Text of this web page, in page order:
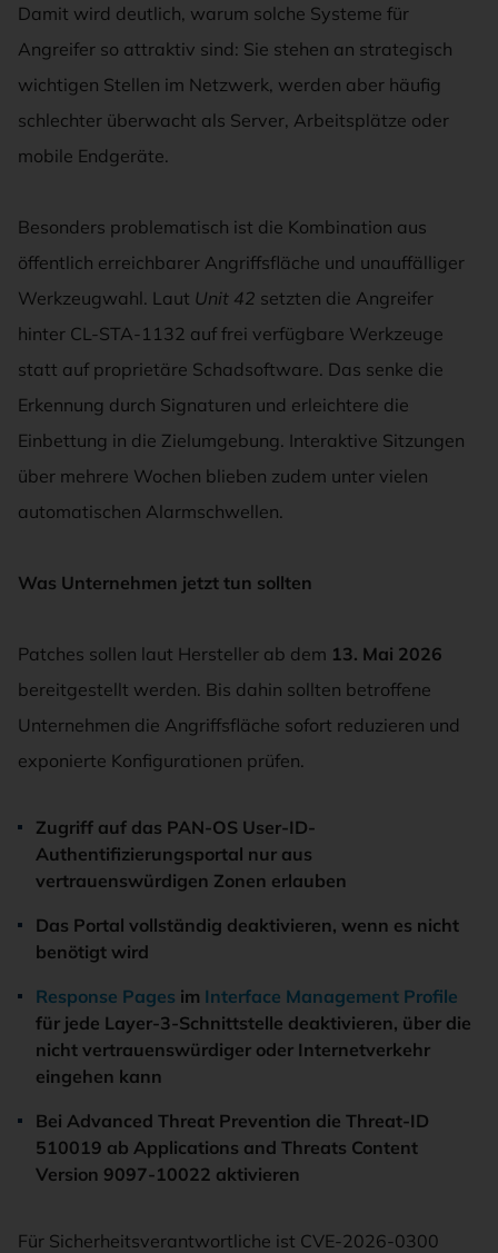
Damit wird deutlich, warum solche Systeme für
Angreifer so attraktiv sind: Sie stehen an strategisch
wichtigen Stellen im Netzwerk, werden aber häufig
schlechter überwacht als Server, Arbeitsplätze oder
mobile Endgeräte.
Besonders problematisch ist die Kombination aus
öffentlich erreichbarer Angriffsfläche und unauffälliger
Werkzeugwahl. Laut Unit 42 setzten die Angreifer
hinter CL-STA-1132 auf frei verfügbare Werkzeuge
statt auf proprietäre Schadsoftware. Das senke die
Erkennung durch Signaturen und erleichtere die
Einbettung in die Zielumgebung. Interaktive Sitzungen
über mehrere Wochen blieben zudem unter vielen
automatischen Alarmschwellen.
Was Unternehmen jetzt tun sollten
Patches sollen laut Hersteller ab dem 13. Mai 2026
bereitgestellt werden. Bis dahin sollten betroffene
Unternehmen die Angriffsfläche sofort reduzieren und
exponierte Konfigurationen prüfen.
Zugriff auf das PAN-OS User-ID-
Authentifizierungsportal nur aus
vertrauenswürdigen Zonen erlauben
Das Portal vollständig deaktivieren, wenn es nicht
benötigt wird
Response Pages im Interface Management Profile
für jede Layer-3-Schnittstelle deaktivieren, über die
nicht vertrauenswürdiger oder Internetverkehr
eingehen kann
Bei Advanced Threat Prevention die Threat-ID
510019 ab Applications and Threats Content
Version 9097-10022 aktivieren
Für Sicherheitsverantwortliche ist CVE-2026-0300